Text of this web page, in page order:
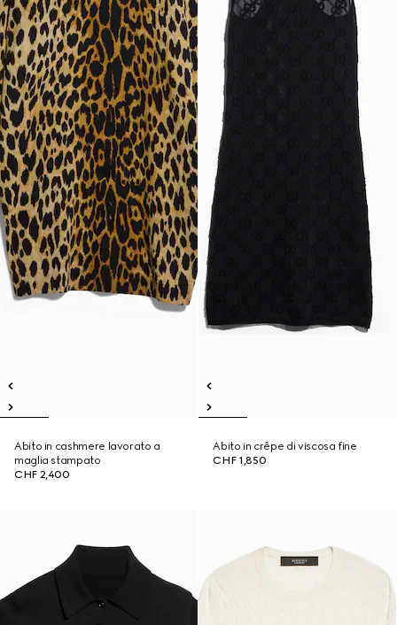
Abito in cashmere lavorato a
maglia stampato
CHF 2,400
Abito in crêpe di viscosa fine
CHF 1,850